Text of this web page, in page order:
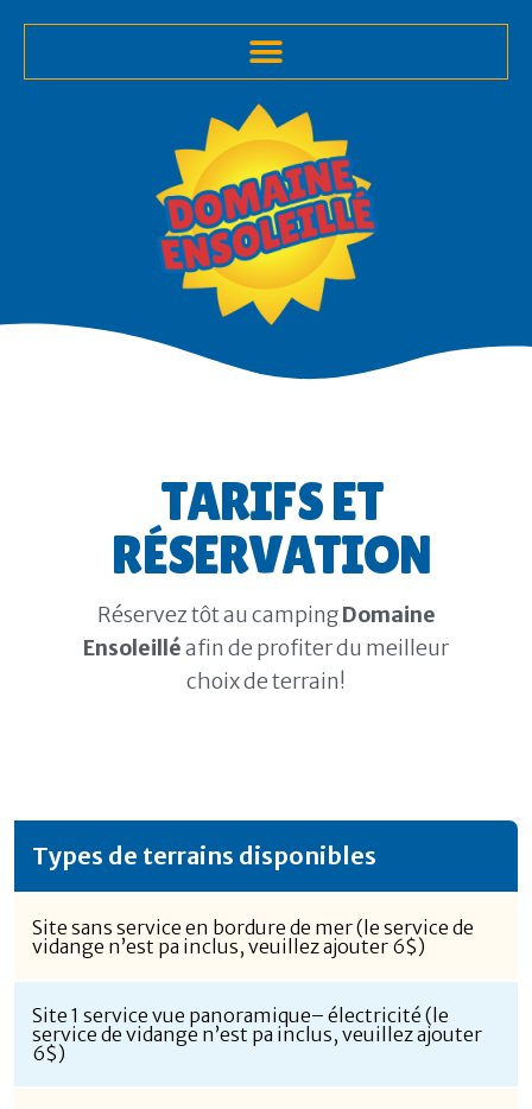
TARIFS ET
RÉSERVATION
Réservez tôt au campingDomaine
Ensoleilléafin de profiter du meilleur
choix de terrain!
Types de terrains disponibles
Site sans service en bordure de mer (le service de
vidange n’est pa inclus, veuillez ajouter 6$)
Site 1 service vue panoramique– électricité (le
service de vidange n’est pa inclus, veuillez ajouter
6$)